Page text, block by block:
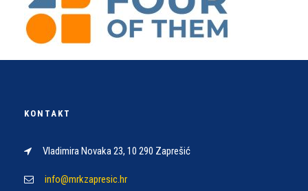
KONTAKT
Vladimira Novaka 23, 10 290 Zaprešić
info@mrkzapresic.hr